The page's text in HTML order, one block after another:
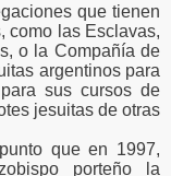
que tienen
como las Esclavas,
o la Compañía de
argentinos para
sus cursos de
jesuitas de otras
que en 1997,
porteño la